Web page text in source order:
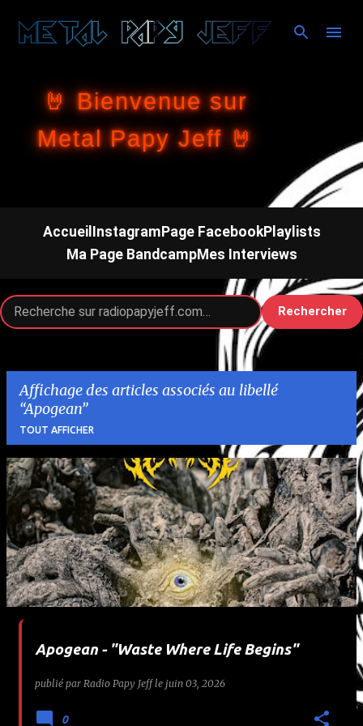
Accéder au contenu principal
🤘 Bienvenue sur
Metal Papy Jeff 🤘
Accueil InstagramPage FacebookPlaylists
Ma Page BandcampMes Interviews
Rechercher
Affichage des articles associés au libellé
Apogean
TOUT AFFICHER
A
r
c
Apogean - "Waste Where Life Begins"
publié par Radio Papy Jeff le juin 03, 2026
0